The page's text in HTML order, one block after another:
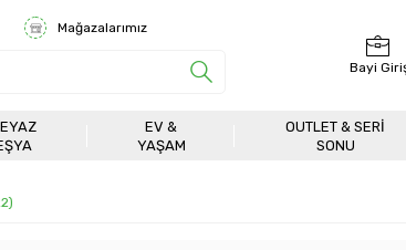
Mağazalarımız
Bayi
EV &
YAŞAM
OUTLET & SERI
SONU